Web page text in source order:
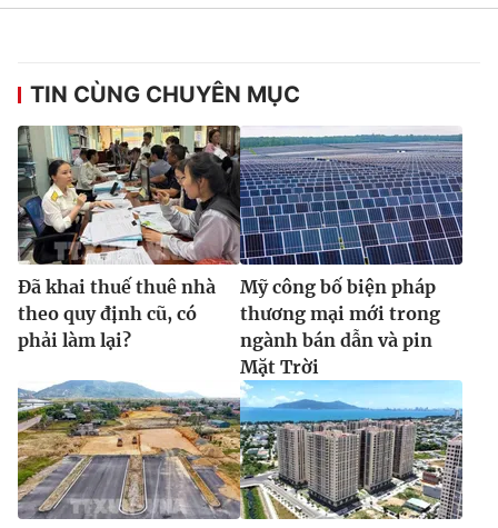
Email:toasoan@vtv.vn
® Cấm sao chép dưới mọi hình thức nếu không có sự chấp
thuận bằng văn bản. Ghi rõ nguồn VTV.vn khi phát hành lại
thông tin từ website này.
TIN CÙNG CHUYÊN MỤC
Đã khai thuế thuê nhà
theo quy định cũ, có
phải làm lại?
Mỹ công bố biện pháp
thương mại mới trong
ngành bán dẫn và pin
Mặt Trời